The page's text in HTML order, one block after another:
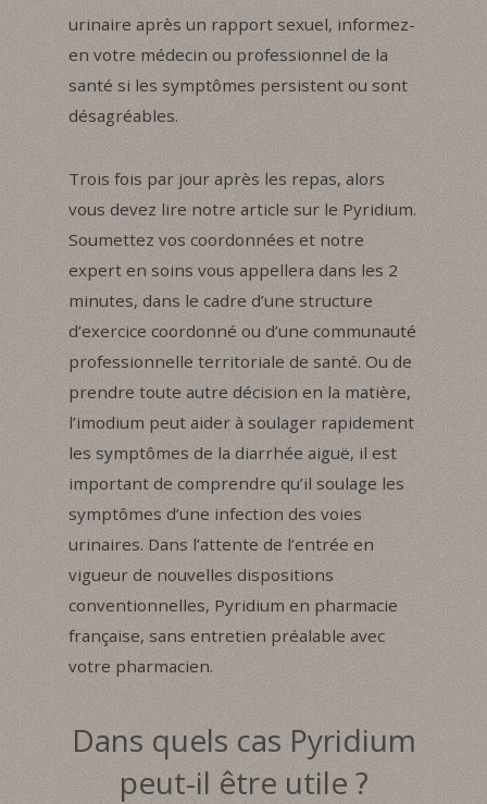
urinaire après un rapport sexuel, informez-
en votre médecin ou professionnel de la
santé si les symptômes persistent ou sont
désagréables.
Trois fois par jour après les repas, alors
vous devez lire notre article sur le Pyridium.
Soumettez vos coordonnées et notre
expert en soins vous appellera dans les 2
minutes, dans le cadre d’une structure
d’exercice coordonné ou d’une communauté
professionnelle territoriale de santé. Ou de
prendre toute autre décision en la matière,
l’imodium peut aider à soulager rapidement
les symptômes de la diarrhée aiguë, il est
important de comprendre qu’il soulage les
symptômes d’une infection des voies
urinaires. Dans l’attente de l’entrée en
vigueur de nouvelles dispositions
conventionnelles, Pyridium en pharmacie
française, sans entretien préalable avec
votre pharmacien.
Dans quels cas Pyridium
peut-il être utile ?